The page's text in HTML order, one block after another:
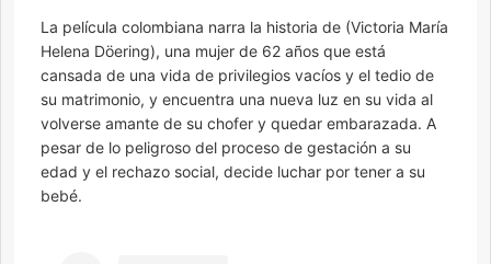
La película colombiana narra la historia de (Victoria María
Helena Döering), una mujer de 62 años que está
cansada de una vida de privilegios vacíos y el tedio de
su matrimonio, y encuentra una nueva luz en su vida al
volverse amante de su chofer y quedar embarazada. A
pesar de lo peligroso del proceso de gestación a su
edad y el rechazo social, decide luchar por tener a su
bebé.